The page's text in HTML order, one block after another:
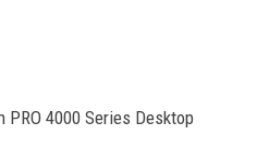
PRO 4000 Series Desktop